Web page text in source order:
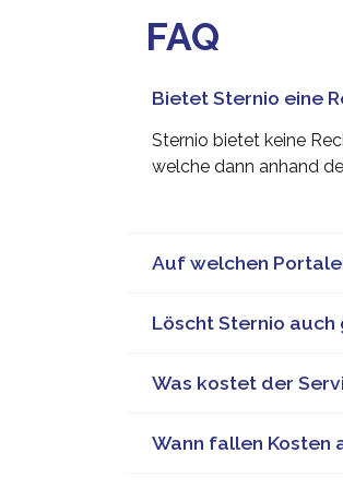
FAQ
Bietet Sternio eine
Sternio bietet keine
welche dann anhand
Auf welchen
Löscht Sternio
Was kostet der
Wann fallen Kosten